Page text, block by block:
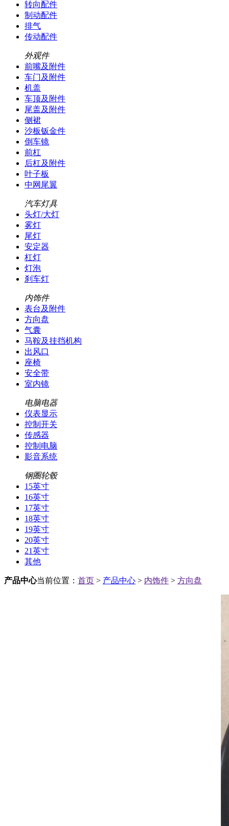
转向配件
制动配件
排气
传动配件
外观件
前嘴及附件
车门及附件
机盖
车顶及附件
尾盖及附件
侧裙
沙板钣金件
倒车镜
前杠
后杠及附件
叶子板
中网尾翼
汽车灯具
头灯/大灯
雾灯
尾灯
安定器
杠灯
灯泡
刹车灯
内饰件
表台及附件
方向盘
气囊
马鞍及挂挡机构
出风口
座椅
安全带
室内镜
电脑电器
仪表显示
控制开关
传感器
控制电脑
影音系统
钢圈轮毂
15英寸
16英寸
17英寸
18英寸
19英寸
20英寸
21英寸
其他
产品中心当前位置： 首页 > 产品中心 > 内饰件 > 方向盘